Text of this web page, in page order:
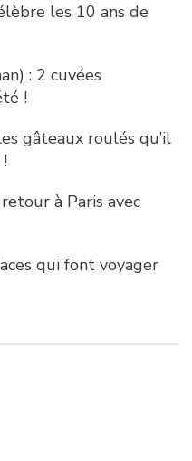
les 10 ans de
: 2 cuvées
!
gâteaux roulés qu’il
à Paris avec
qui font voyager